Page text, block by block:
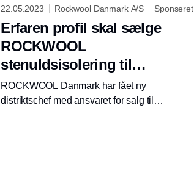
22.05.2023 Rockwool Danmark A/S Sponseret
Erfaren profil skal sælge
ROCKWOOL
stenuldsisolering til
forhandlerne i Midt- og
Nordjylland
ROCKWOOL Danmark har fået ny
distriktschef med ansvaret for salg til